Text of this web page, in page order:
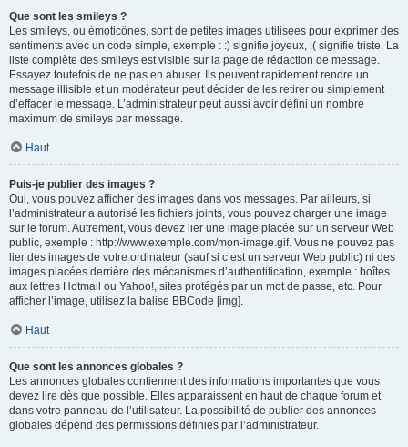
Que sont les smileys ?
Les smileys, ou émoticônes, sont de petites images utilisées pour exprimer des
sentiments avec un code simple, exemple : :) signifie joyeux, :( signifie triste. La
liste complète des smileys est visible sur la page de rédaction de message.
Essayez toutefois de ne pas en abuser. Ils peuvent rapidement rendre un
message illisible et un modérateur peut décider de les retirer ou simplement
d’effacer le message. L’administrateur peut aussi avoir défini un nombre
maximum de smileys par message.
Haut
Puis-je publier des images ?
Oui, vous pouvez afficher des images dans vos messages. Par ailleurs, si
l’administrateur a autorisé les fichiers joints, vous pouvez charger une image
sur le forum. Autrement, vous devez lier une image placée sur un serveur Web
public, exemple : http://www.exemple.com/mon-image.gif. Vous ne pouvez pas
lier des images de votre ordinateur (sauf si c’est un serveur Web public) ni des
images placées derrière des mécanismes d’authentification, exemple : boîtes
aux lettres Hotmail ou Yahoo!, sites protégés par un mot de passe, etc. Pour
afficher l’image, utilisez la balise BBCode [img].
Haut
Que sont les annonces globales ?
Les annonces globales contiennent des informations importantes que vous
devez lire dès que possible. Elles apparaissent en haut de chaque forum et
dans votre panneau de l’utilisateur. La possibilité de publier des annonces
globales dépend des permissions définies par l’administrateur.